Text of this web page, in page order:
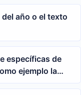
año o el texto
específicas de
ejemplo la
de